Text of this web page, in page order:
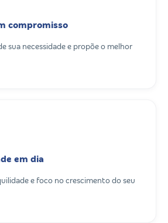
compromisso
sua necessidade e propõe o melhor
em dia
e foco no crescimento do seu